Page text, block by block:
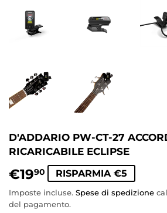
D'ADDARIO PW-CT-27
RICARICABILE ECLIPSE
€1990 €19,90
RISPARMIA €5
Imposte incluse. Spese di spedizione
del pagamento.